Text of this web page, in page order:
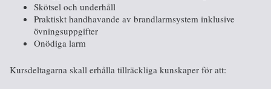
Skötsel och underhåll
Praktiskt handhavande av brandlarmsystem inklusive
övningsuppgifter
Onödiga larm
Kursdeltagarna skall erhålla tillräckliga kunskaper för att: